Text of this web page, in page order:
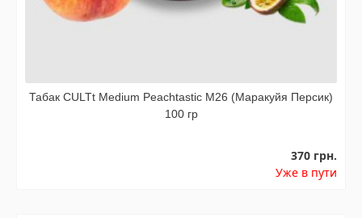
Табак CULTt Medium Peachtastic M26 (Маракуйя Персик)
100 гр
370 грн.
Уже в пути